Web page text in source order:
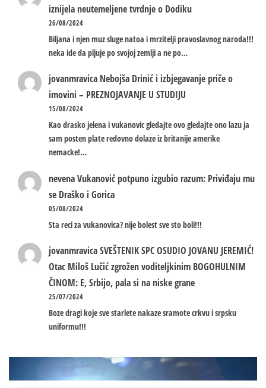
iznijela neutemeljene tvrdnje o Dodiku
26/08/2024
Biljana i njen muz sluge natoa i mrzitelji pravoslavnog naroda!!!
neka ide da pljuje po svojoj zemlji a ne po…
jovanmravica Nebojša Drinić i izbjegavanje priče o
imovini – PREZNOJAVANJE U STUDIJU
15/08/2024
Kao drasko jelena i vukanovic gledajte ovo gledajte ono lazu ja
sam posten plate redovno dolaze iz britanije amerike
nemacke!…
nevenaVukanović potpuno izgubio razum: Priviđaju mu
se Draško i Gorica
05/08/2024
Sta reci za vukanovica? nije bolest sve sto boli!!!
jovanmravicaSVEŠTENIK SPC OSUDIO JOVANU JEREMIĆ!
Otac Miloš Lučić zgrožen voditeljkinim BOGOHULNIM
ČINOM: E, Srbijo, pala si na niske grane
25/07/2024
Boze dragi koje sve starlete nakaze sramote crkvu i srpsku
uniformu!!!